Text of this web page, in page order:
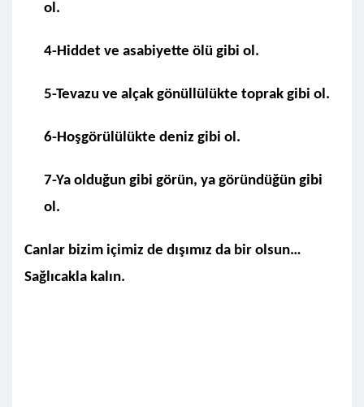
ol.
4-Hiddet ve asabiyette ölü gibi ol.
5-Tevazu ve alçak gönüllülükte toprak gibi ol.
6-Hoşgörülülükte deniz gibi ol.
7-Ya olduğun gibi görün, ya göründüğün gibi
ol.
Canlar bizim içimiz de dışımız da bir olsun…
Sağlıcakla kalın.